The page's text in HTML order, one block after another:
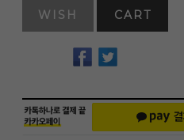
WISH CART